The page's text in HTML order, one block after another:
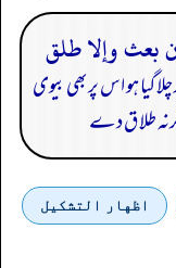
گیا ہو اس پربھی بیوی
طلا ق دے
اظهار التشكيل